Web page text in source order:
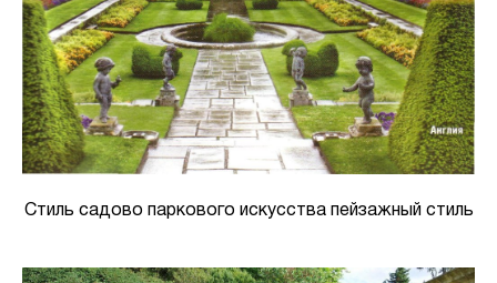
Стиль садово паркового искусства пейзажный стиль